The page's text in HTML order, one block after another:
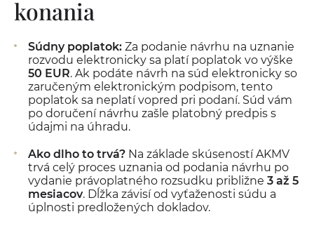
konania
Súdny poplatok: Za podanie návrhu na uznanie
rozvodu elektronicky sa platí poplatok vo výške
50 EUR. Ak podáte návrh na súd elektronicky so
zaručeným elektronickým podpisom, tento
poplatok sa neplatí vopred pri podaní. Súd vám
po doručení návrhu zašle platobný predpis s
údajmi na úhradu.
Ako dlho to trvá? Na základe skúseností AKMV
trvá celý proces uznania od podania návrhu po
vydanie právoplatného rozsudku približne 3 až 5
mesiacov. Dĺžka závisí od vyťaženosti súdu a
úplnosti predložených dokladov.